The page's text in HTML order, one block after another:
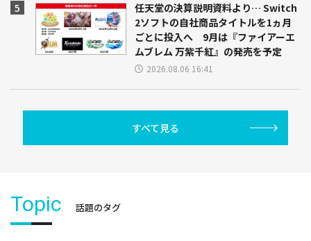
任天堂の決算説明資料より… Switch
2ソフトの自社商品タイトルを1ヵ月
ごとに投入へ 9月は『ファイアーエ
ムブレム 万紫千紅』の発売を予定
2026.08.06 16:41
すべて見る
Topic 話題のタグ